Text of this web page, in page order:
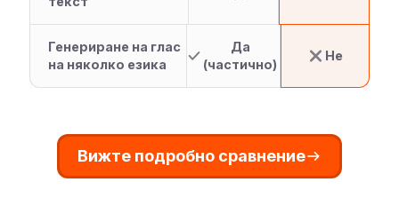
Генериране на глас
на няколко езика
Да
(частично)
Не
Вижте подробно сравнение